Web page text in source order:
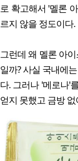
로 확고해서 '멜론
르지 않을 정도이다.
그런데 왜 멜론 아
일까? 사실 국내에
다. 그러나 '메로나'
얻지 못했고 금방